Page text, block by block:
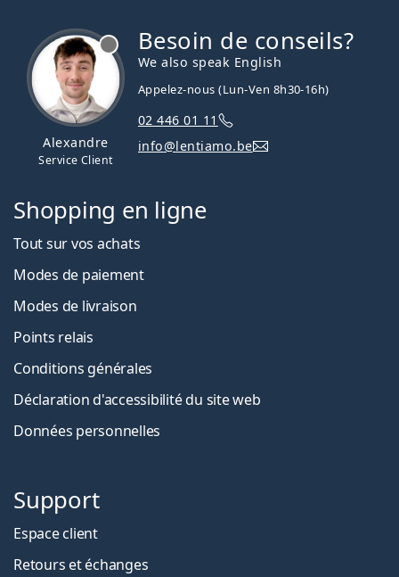
Alexandre
Service Client
Besoin de conseils?
We also speak English
Appelez-nous (Lun-Ven 8h30-16h)
02 446 01 11
info@lentiamo.be
Shopping en ligne
Tout sur vos achats
Modes de paiement
Modes de livraison
Points relais
Conditions générales
Déclaration d'accessibilité du site web
Données personnelles
Support
Espace client
Retours et échanges